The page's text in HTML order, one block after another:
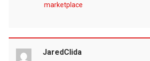
marketplace
JaredClida